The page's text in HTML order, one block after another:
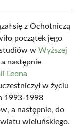
się z Ochotniczą
początek jego
w Wyższej
a następnie
Leona
w życiu
1993-1998
a następnie, do
wieluńskiego.